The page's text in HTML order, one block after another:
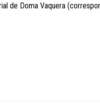
de Doma Vaquera